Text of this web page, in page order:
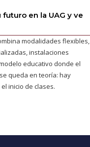
en la UAG y ve
modalidades flexibles,
instalaciones
educativo donde el
queda en teoría: hay
inicio de clases.